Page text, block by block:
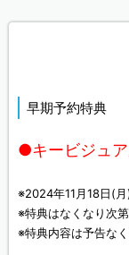
早期予約特典
●キービジュ
※2024年11月18日(月
※特典はなくなり次
※特典内容は予告な